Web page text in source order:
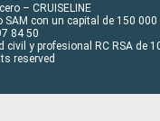
– CRUISELINE
con un capital de 150 000
84 50
y profesional RC RSA de
reserved